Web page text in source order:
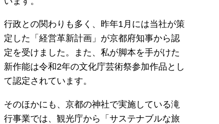
行政との関わりも多く、昨年1月には当社が策
定した「経営革新計画」が京都府知事から認
定を受けました。また、私が脚本を手がけた
新作能は令和2年の文化庁芸術祭参加作品とし
て認定されています。
そのほかにも、京都の神社で実施している滝
行事業では、観光庁から「サステナブルな旅